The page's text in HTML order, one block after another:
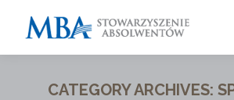
CATEGORY ARCHIVES: